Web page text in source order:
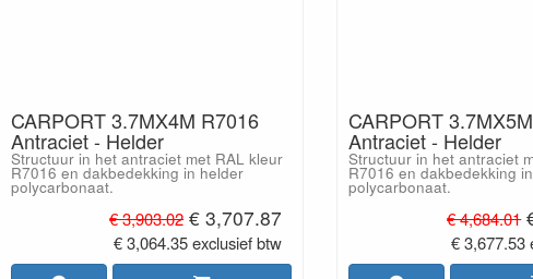
CARPORT 3.7MX4M R7016
Antraciet - Helder
Structuur in het antraciet met RAL kleur
R7016 en dakbedekking in helder
polycarbonaat.
€ 3,903.02 € 3,707.87
€ 3,064.35 exclusief btw
CARPORT
Antraciet - Helder
Structuur in het antraciet
R7016 en dakbedekking
polycarbonaat.
€ 4,684.01
€ 3,677.53